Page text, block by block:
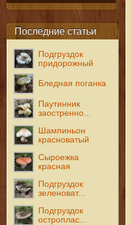
Последние статьи
Подгруздок
придорожный
Бледная поганка
Паутинник
заостренно...
Шампиньон
красноватый
Сыроежка
красная
Подгруздок
зеленоват...
Подгруздок
остроплас...